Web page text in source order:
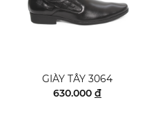
GIÀY TÂY 3064
630.000 đ